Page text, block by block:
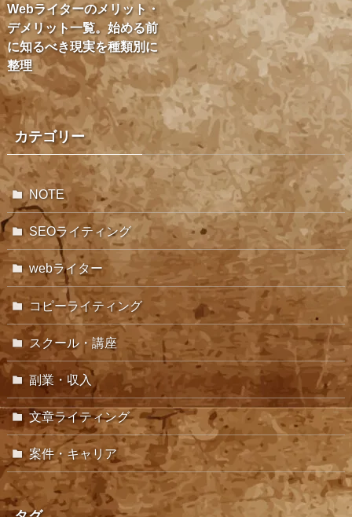
Webライターのメリット・
デメリット一覧。始める前
に知るべき現実を種類別に
整理
カテゴリー
NOTE
SEOライティング
webライター
コピーライティング
スクール・講座
副業・収入
文章ライティング
案件・キャリア